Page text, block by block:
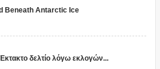
Beneath Antarctic Ice
δελτίο λόγω εκλογών...